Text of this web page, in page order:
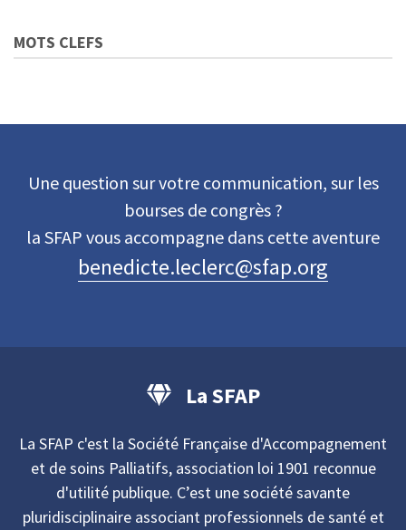
MOTS CLEFS
Une question sur votre communication, sur les
bourses de congrès ?
la SFAP vous accompagne dans cette aventure
benedicte.leclerc@sfap.org
La SFAP
La SFAP c'est la Société Française d'Accompagnement
et de soins Palliatifs, association loi 1901 reconnue
d'utilité publique. C’est une société savante
pluridisciplinaire associant professionnels de santé et